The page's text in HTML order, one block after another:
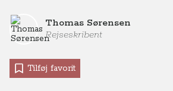
Thomas Sørensen
Rejseskribent
Tilføj favorit